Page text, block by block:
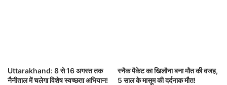
Uttarakhand: 8 से 16 अगस्त तक
नैनीताल में चलेगा विशेष स्वच्छता अभियान!
स्नैक पैकेट का खिलौना बना मौत की वजह,
5 साल के मासूम की दर्दनाक मौत!